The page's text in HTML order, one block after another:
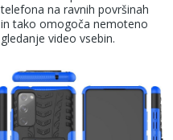
telefona na ravnih površinah
in tako omogoča nemoteno
gledanje video vsebin.